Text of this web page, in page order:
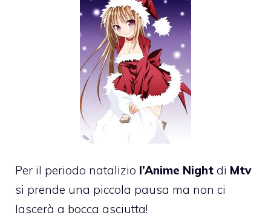
Per il periodo natalizio l’Anime Night di Mtv
si prende una piccola pausa ma non ci
lascerà a bocca asciutta!